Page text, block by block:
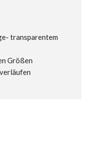
transparentem
Größen